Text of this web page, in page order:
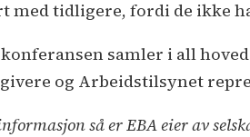
med tidligere, fordi de ikke
samler i all
og Arbeidstilsynet
så er EBA eier av